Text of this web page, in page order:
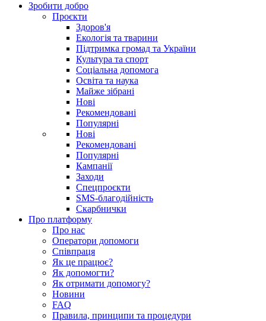
Зробити добро
Проєкти
Здоров'я
Екологія та тварини
Підтримка громад та України
Культура та спорт
Соціальна допомога
Освіта та наука
Майже зібрані
Нові
Рекомендовані
Популярні
Нові
Рекомендовані
Популярні
Кампанії
Заходи
Спецпроєкти
SMS-благодійність
Скарбнички
Про платформу
Про нас
Оператори допомоги
Співпраця
Як це працює?
Як допомогти?
Як отримати допомогу?
Новини
FAQ
Правила, принципи та процедури